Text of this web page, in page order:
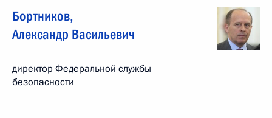
Бортников,
Александр Васильевич
директор Федеральной службы
безопасности